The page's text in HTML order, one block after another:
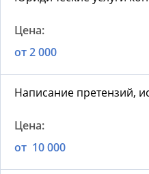
от 2 000
Написание претензий,
от 10 000